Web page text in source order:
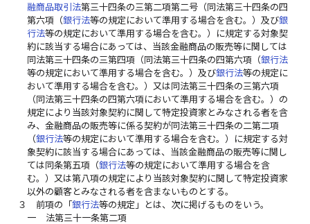
融商品取引法第三十四条の三第二項第二号（同法第三十四条の四
第六項（銀行法等の規定において準用する場合を含む。）及び銀
行法等の規定において準用する場合を含む。）に規定する対象契
約に該当する場合にあっては、当該金融商品の販売等に関しては
同法第三十四条の三第四項（同法第三十四条の四第六項（銀行法
等の規定において準用する場合を含む。）及び銀行法等の規定に
おいて準用する場合を含む。）又は同法第三十四条の三第六項
（同法第三十四条の四第六項において準用する場合を含む。）の
規定により当該対象契約に関して特定投資家とみなされる者を含
み、金融商品の販売等に係る契約が同法第三十四条の二第二項
（銀行法等の規定において準用する場合を含む。）に規定する対
象契約に該当する場合にあっては、当該金融商品の販売等に関し
ては同条第五項（銀行法等の規定において準用する場合を含
む。）又は第八項の規定により当該対象契約に関して特定投資家
以外の顧客とみなされる者を含まないものとする。
３
前項の「銀行法等の規定」とは、次に掲げるものをいう。
一
法第三十一条第二項